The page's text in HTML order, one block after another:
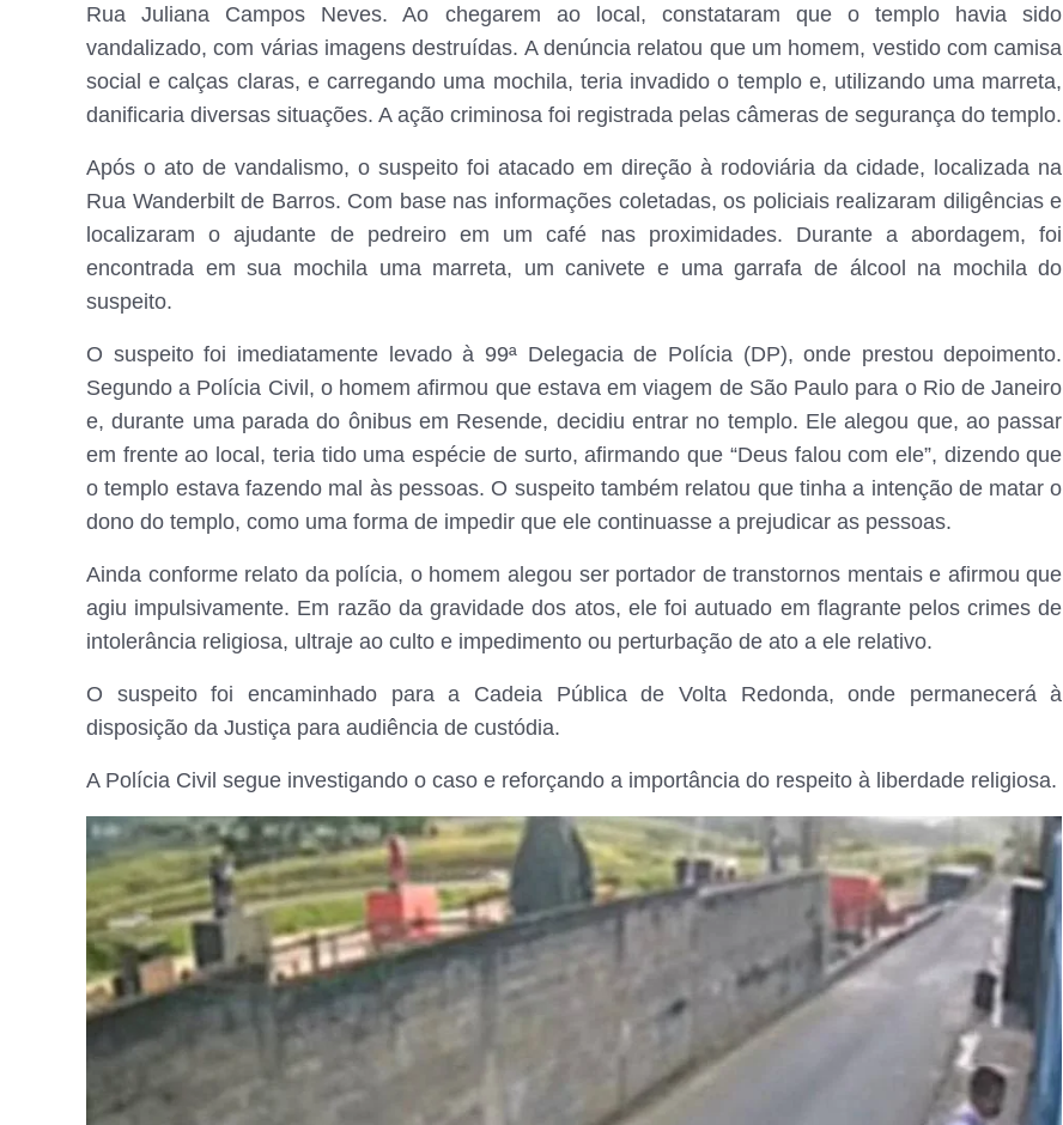
Rua Juliana Campos Neves. Ao chegarem ao local, constataram que o templo havia sido
vandalizado, com várias imagens destruídas. A denúncia relatou que um homem, vestido com camisa
social e calças claras, e carregando uma mochila, teria invadido o templo e, utilizando uma marreta,
danificaria diversas situações. A ação criminosa foi registrada pelas câmeras de segurança do templo.
Após o ato de vandalismo, o suspeito foi atacado em direção à rodoviária da cidade, localizada na
Rua Wanderbilt de Barros. Com base nas informações coletadas, os policiais realizaram diligências e
localizaram o ajudante de pedreiro em um café nas proximidades. Durante a abordagem, foi
encontrada em sua mochila uma marreta, um canivete e uma garrafa de álcool na mochila do
suspeito.
O suspeito foi imediatamente levado à 99ª Delegacia de Polícia (DP), onde prestou depoimento.
Segundo a Polícia Civil, o homem afirmou que estava em viagem de São Paulo para o Rio de Janeiro
e, durante uma parada do ônibus em Resende, decidiu entrar no templo. Ele alegou que, ao passar
em frente ao local, teria tido uma espécie de surto, afirmando que “Deus falou com ele”, dizendo que
o templo estava fazendo mal às pessoas. O suspeito também relatou que tinha a intenção de matar o
dono do templo, como uma forma de impedir que ele continuasse a prejudicar as pessoas.
Ainda conforme relato da polícia, o homem alegou ser portador de transtornos mentais e afirmou que
agiu impulsivamente. Em razão da gravidade dos atos, ele foi autuado em flagrante pelos crimes de
intolerância religiosa, ultraje ao culto e impedimento ou perturbação de ato a ele relativo.
O suspeito foi encaminhado para a Cadeia Pública de Volta Redonda, onde permanecerá à
disposição da Justiça para audiência de custódia.
A Polícia Civil segue investigando o caso e reforçando a importância do respeito à liberdade religiosa.